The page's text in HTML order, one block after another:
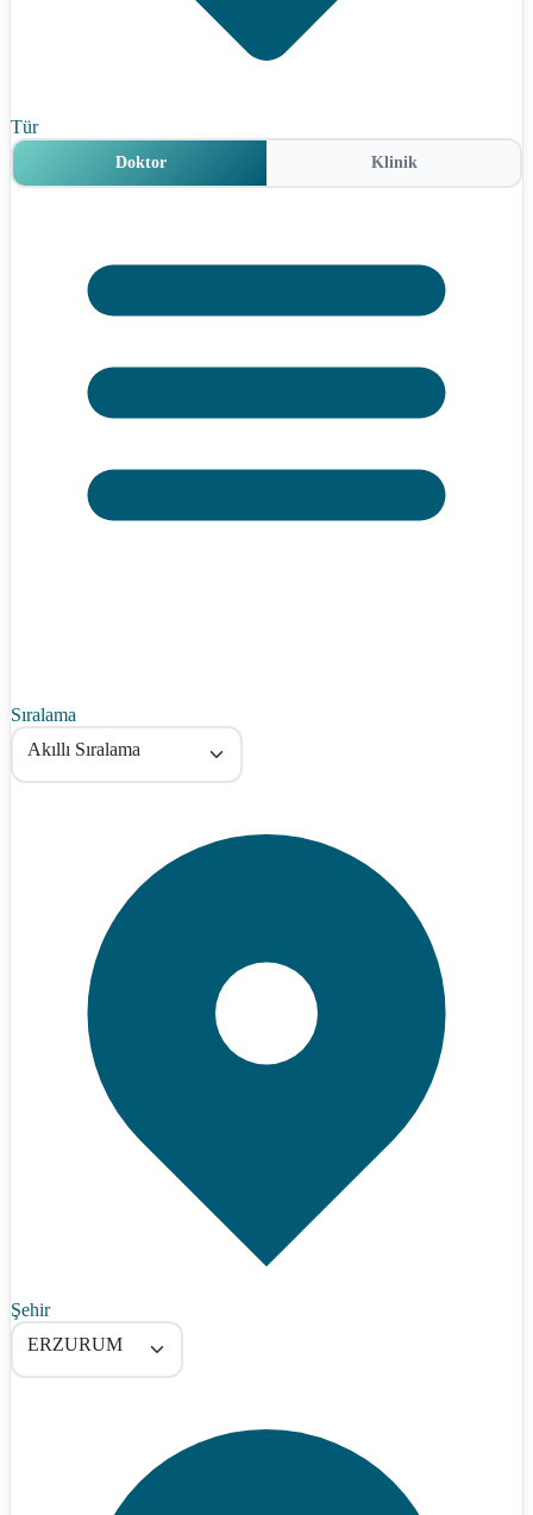
Tür
Doktor Klinik
Sıralama
Akıllı Sıralama
Şehir
ERZURUM